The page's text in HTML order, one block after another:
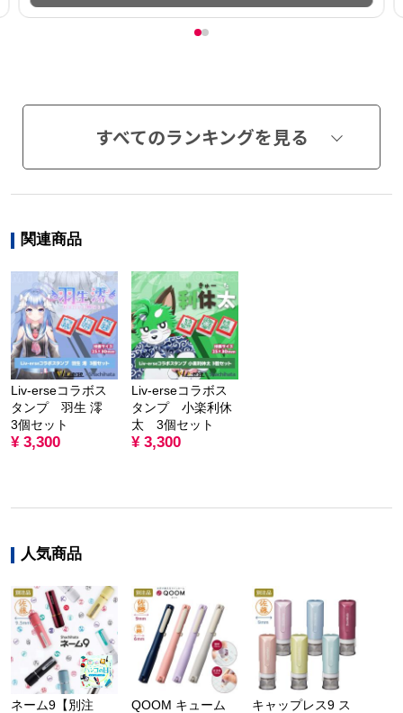
すべてのランキングを見る
関連商品
Liv-erseコラボス
タンプ 羽生 澪
3個セット
¥ 3,300
Liv-erseコラボス
タンプ 小楽利休
太 3個セット
¥ 3,300
人気商品
ネーム9【別注
QOOM キューム
キャップレス9 ス